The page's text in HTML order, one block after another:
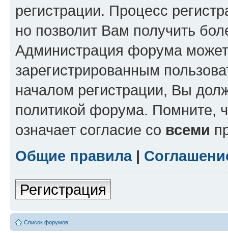
регистрации. Процесс
но позволит Вам получить
Администрация форума может
зарегистрированным
началом регистрации, Вы
политикой форума. Помните,
означает согласие со всеми
Общие правила|
Регистрация
Список форумов